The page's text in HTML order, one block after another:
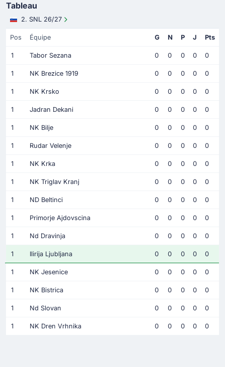
Tableau
2. SNL 26/27
Pos Équipe G N P J Pts
1 Tabor Sezana 0 0 0 0 0
1 NK Brezice 1919 0 0 0 0 0
1 NK Krsko 0 0 0 0 0
1 Jadran Dekani 0 0 0 0 0
1 NK Bilje 0 0 0 0 0
1 Rudar Velenje 0 0 0 0 0
1 NK Krka 0 0 0 0 0
1 NK Triglav Kranj 0 0 0 0 0
1 ND Beltinci 0 0 0 0 0
1 Primorje Ajdovscina 0 0 0 0 0
1 Nd Dravinja 0 0 0 0 0
1 Ilirija Ljubljana 0 0 0 0 0
1 NK Jesenice 0 0 0 0 0
1 NK Bistrica 0 0 0 0 0
1 Nd Slovan 0 0 0 0 0
1 NK Dren Vrhnika 0 0 0 0 0